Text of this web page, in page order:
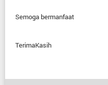
Semoga bermanfaat
TerimaKasih